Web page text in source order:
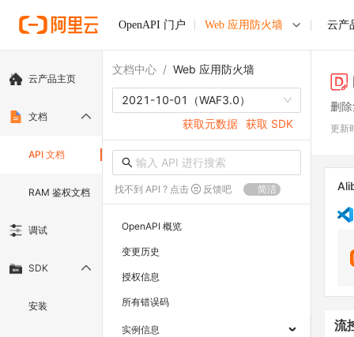
OpenAPI 门户 Web 应用防火墙 云产
云产品主页
文档
API 文档
RAM 鉴权文档
调试
SDK
安装
文档中心 / Web 应用防火墙
2021-10-01
（WAF3.0）
获取元数据 获取 SDK
找不到 API ? 点击 反馈吧 简洁
OpenAPI 概览
变更历史
授权信息
所有错误码
实例信息
删
更新
流